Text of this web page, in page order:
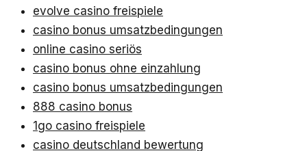
evolve casino freispiele
casino bonus umsatzbedingungen
online casino seriös
casino bonus ohne einzahlung
casino bonus umsatzbedingungen
888 casino bonus
1go casino freispiele
casino deutschland bewertung